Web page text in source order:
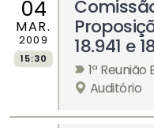
04
MAR.
2009
15:30
18.941 e
1ª
Auditório